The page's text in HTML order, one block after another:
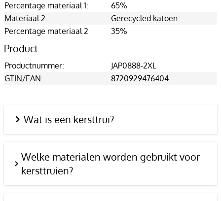
Percentage materiaal 1:
65%
Materiaal 2:
Gerecycled katoen
Percentage materiaal 2
35%
Product
Productnummer:
JAP0888-2XL
GTIN/EAN:
8720929476404
Wat is een kersttrui?
Welke materialen worden gebruikt voor
kersttruien?